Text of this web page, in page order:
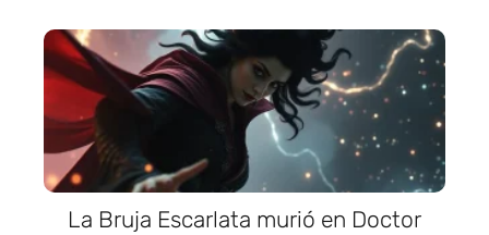
La Bruja Escarlata murió en Doctor